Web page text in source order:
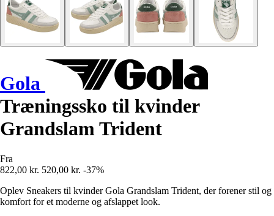
Gola
Træningssko til kvinder
Grandslam Trident
Fra
822,00 kr. 520,00 kr. -37%
Oplev Sneakers til kvinder Gola Grandslam Trident, der forener stil og
komfort for et moderne og afslappet look.